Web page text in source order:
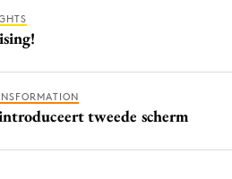
tweede scherm